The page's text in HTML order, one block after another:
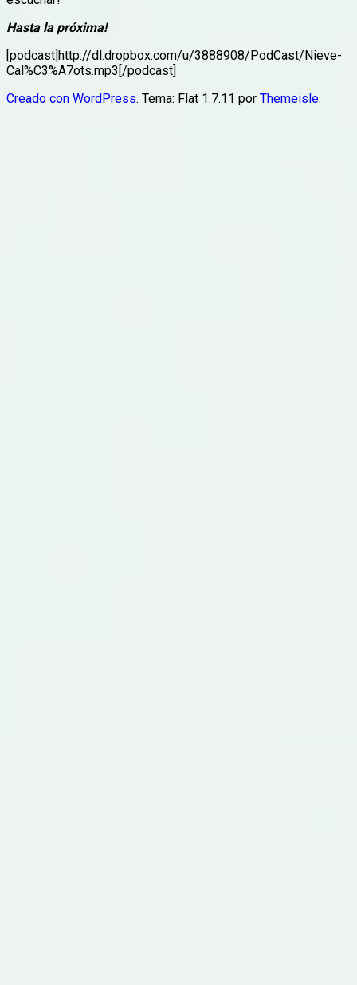
Hasta la próxima!
[podcast]http://dl.dropbox.com/u/3888908/PodCast/Nieve-
Cal%C3%A7ots.mp3[/podcast]
Creado con WordPress. Tema: Flat 1.7.11 por Themeisle.